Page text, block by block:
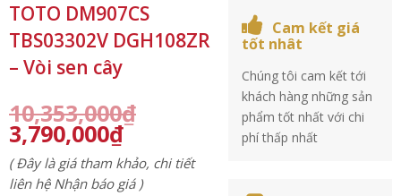
TOTO DM907CS
TBS03302V DGH108ZR
– Vòi sen cây
10,353,000₫
3,790,000₫
( Đây là giá tham khảo, chi tiết
liên hệ Nhận báo giá )
Cam kết giá
tốt nhât
Chúng tôi cam kết tới
khách hàng những sản
phẩm tốt nhất với chi
phí thấp nhất